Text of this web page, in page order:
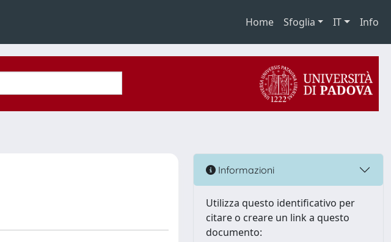
Home Sfoglia IT Info
Informazioni
Utilizza questo identificativo per
citare o creare un link a questo
documento: